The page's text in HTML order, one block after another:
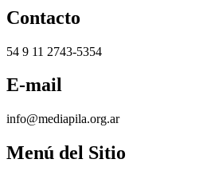
Contacto
54 9 11 2743-5354
E-mail
info@mediapila.org.ar
Menú del Sitio